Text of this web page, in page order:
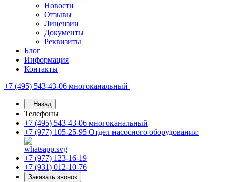
Новости
Отзывы
Лицензии
Документы
Реквизиты
Блог
Информация
Контакты
+7 (495) 543-43-06 многоканальный
Назад
Телефоны
+7 (495) 543-43-06 многоканальный
+7 (977) 105-25-95 Отдел насосного оборудования:
+7 (977) 123-16-19
+7 (931) 012-10-76
Заказать звонок